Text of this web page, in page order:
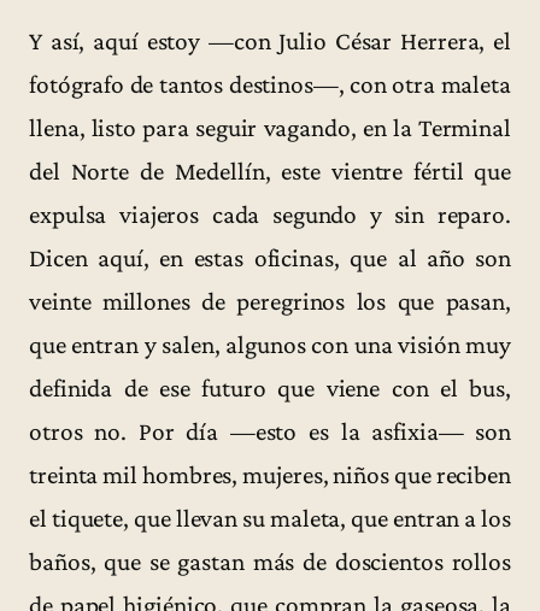
Y así, aquí estoy —con Julio César Herrera, el
fotógrafo de tantos destinos—, con otra maleta
llena, listo para seguir vagando, en la Terminal
del Norte de Medellín, este vientre fértil que
expulsa viajeros cada segundo y sin reparo.
Dicen aquí, en estas oficinas, que al año son
veinte millones de peregrinos los que pasan,
que entran y salen, algunos con una visión muy
definida de ese futuro que viene con el bus,
otros no. Por día —esto es la asfixia— son
treinta mil hombres, mujeres, niños que reciben
el tiquete, que llevan su maleta, que entran a los
baños, que se gastan más de doscientos rollos